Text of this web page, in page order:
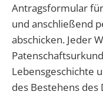
Antragsformular
und anschließend
abschicken. Jeder
Lebensgeschichte
des Bestehens des